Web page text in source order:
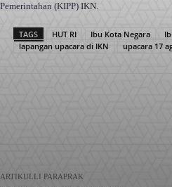
Pemerintahan (KIPP) IKN.
TAGS HUT RI Ibu Kota Negara
lapangan upacara di IKN
upacara 17
ARTIKULLI PARAPRAK